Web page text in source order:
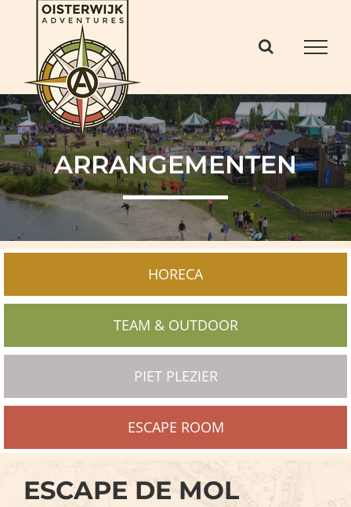
inhoud
ARRANGEMENTEN
HORECA
TEAM & OUTDOOR
PIET PLEZIER
ESCAPE ROOM
ESCAPE DE MOL